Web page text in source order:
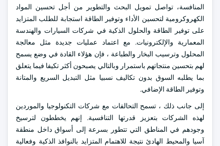
المنافسة، تواصل تمويل البحث والتطوير من أجل تحسين المواد
الكهروكرومية لتحسين الأداء وتوفير الطاقة استجابة للطلب المتزايد
على توفير الطاقة والحلول الذكية في شركات السيارات والهندسة
المعمارية والإلكترونيات. مع اعتماد عمليات جديدة مثل معالجة
المحلول وترسيب البخار والطباعة ، فإن هؤلاء القادة في وضع يسمح
لهم بتحسين منتجاتهم باستمرار وبالتالي يصبحون أكثر تكيفا فيما يتعلق
بما يطلبه السوق بدون تكاليف نسبيا مثل التبديل السريع والمتانة
وتوفير الطاقة الإضافي.
إلى جانب ذلك ، تسمح التحالفات مع شركات التكنولوجيا والموردين
لهذه الشركات بتعزيز قدرتها التنافسية. إنهم يخططون لترسيخ
وجودهم في المناطق التي تتطور بسرعة إلى أسواق داخل منطقة
آسيا والمحيط الهادئ نتيجة للاهتمام المتزايد بالنوافذ الذكية وفعالية